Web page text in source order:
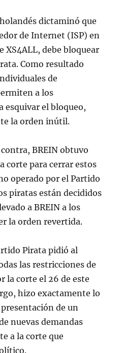
dictaminó que
de Internet (ISP) en
XS4ALL, debe bloquear
Como resultado
de
a los
esquivar el bloqueo,
la orden inútil.
BREIN obtuvo
corte para cerrar estos
operado por el Partido
piratas están decididos
a BREIN a los
la orden revertida.
Pirata pidió al
las restricciones de
la corte el 26 de este
hizo exactamente lo
de un
nuevas demandas
a la corte que